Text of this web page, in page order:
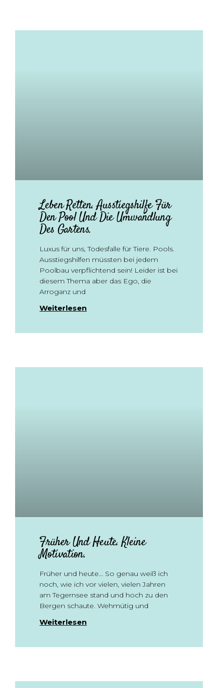
Leben Retten. Ausstiegshilfe Für
Den Pool Und Die Umwandlung
Des Gartens.
Luxus für uns, Todesfalle für Tiere. Pools.
Ausstiegshilfen müssten bei jedem
Poolbau verpflichtend sein! Leider ist bei
diesem Thema aber das Ego, die
Arroganz und
Weiterlesen
Früher Und Heute. Kleine
Motivation.
Früher und heute… So genau weiß ich
noch, wie ich vor vielen, vielen Jahren
am Tegernsee stand und hoch zu den
Bergen schaute. Wehmütig und
Weiterlesen